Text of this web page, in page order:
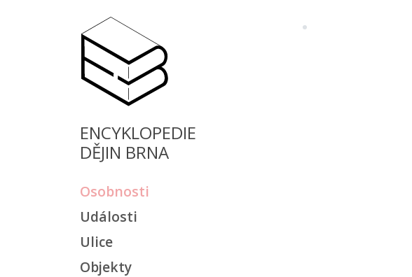
ENCYKLOPEDIE
DĚJIN BRNA
Osobnosti
Události
Ulice
Objekty